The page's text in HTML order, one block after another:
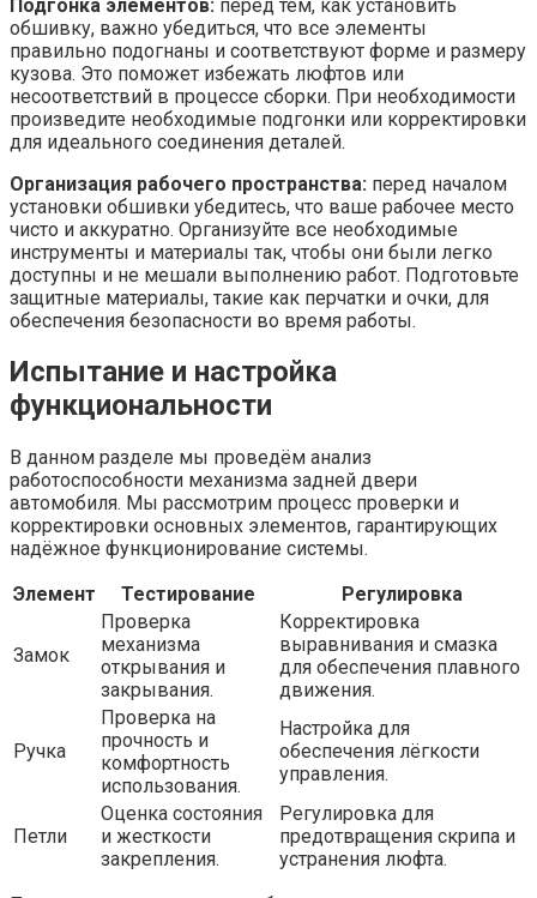
Подгонка элементов: перед тем, как установить
обшивку, важно убедиться, что все элементы
правильно подогнаны и соответствуют форме и размеру
кузова. Это поможет избежать люфтов или
несоответствий в процессе сборки. При необходимости
произведите необходимые подгонки или корректировки
для идеального соединения деталей.
Организация рабочего пространства: перед началом
установки обшивки убедитесь, что ваше рабочее место
чисто и аккуратно. Организуйте все необходимые
инструменты и материалы так, чтобы они были легко
доступны и не мешали выполнению работ. Подготовьте
защитные материалы, такие как перчатки и очки, для
обеспечения безопасности во время работы.
Испытание и настройка
функциональности
В данном разделе мы проведём анализ
работоспособности механизма задней двери
автомобиля. Мы рассмотрим процесс проверки и
корректировки основных элементов, гарантирующих
надёжное функционирование системы.
Элемент
Тестирование Регулировка
Замок
Проверка
механизма
открывания и
закрывания.
Корректировка
выравнивания и смазка
для обеспечения плавного
движения.
Ручка
Проверка на
прочность и
комфортность
использования.
Настройка для
обеспечения лёгкости
управления.
Петли
Оценка состояния
и жесткости
закрепления.
Регулировка для
предотвращения скрипа и
устранения люфта.